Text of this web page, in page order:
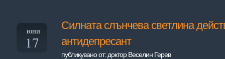
ЮНИ
17
Силната слънчева светлина
антидепресант
публикувано от: доктор Веселин Герев